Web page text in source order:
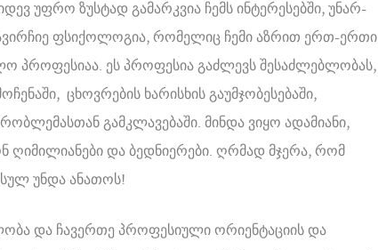
უფრო ზუსტად გამარკვია ჩემს ინტერესებში, უნარ-
ფსიქოლოგია, რომელიც ჩემი აზრით ერთ-ერთი
პროფესიაა. ეს პროფესია გაძლევს შესაძლებლობას,
ცხოვრების ხარისხის გაუმჯობესებაში,
გამკლავებაში. მინდა ვიყო ადამიანი,
ღიმილიანები და ბედნიერები. ღრმად მჯერა, რომ
უნდა ანათოს!
და ჩავერთე პროფესიული ორიენტაციის და